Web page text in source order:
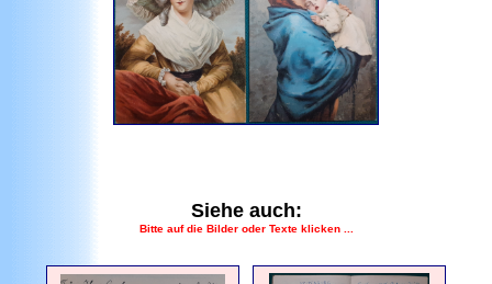
Siehe auch:
Bitte auf die Bilder oder Texte klicken ...